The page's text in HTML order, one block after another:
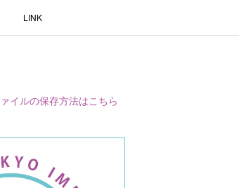
LINK
イルの保存方法はこちら